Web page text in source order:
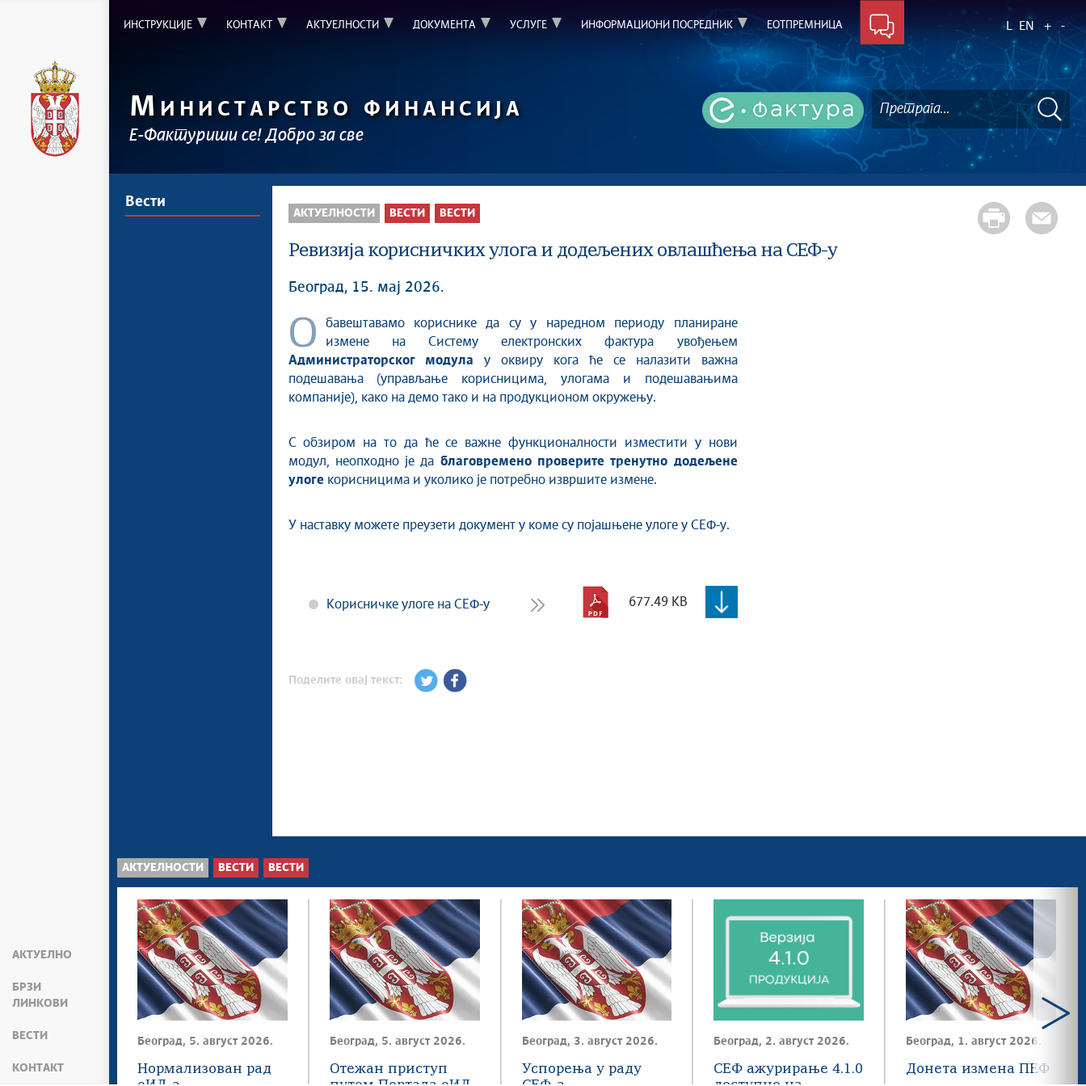
АКТУЕЛНО
БРЗИ
ЛИНКОВИ
ВЕСТИ
КОНТАКТ
ИНСТРУКЦИЈЕ КОНТАКТ АКТУЕЛНОСТИ ДОКУМЕНТА УСЛУГЕ ИНФОРМАЦИОНИ ПОСРЕДНИК ЕОТПРЕМНИЦА L EN + -
М ИНИСТАРСТВО ФИНАНСИЈА
Е-Фактуриши се! Добро за све
Вести
АКТУЕЛНОСТИ ВЕСТИ ВЕСТИ
Ревизија корисничких улога и додељених овлашћења на СЕФ-у
Београд, 15. мај 2026.
Обавештавамо кориснике да су у наредном периоду планиране
измене на Систему електронских фактура увођењем
Администраторског модулау оквиру кога ће се налазити важна
подешавања (управљање корисницима, улогама и подешавањима
компаније), како на демо тако и на продукционом окружењу.
С обзиром на то да ће се важне функционалности изместити у нови
модул, неопходно је да благовремено проверите тренутно додељене
улоге корисницима и уколико је потребно извршите измене.
У наставку можете преузети документ у коме су појашњене улоге у СЕФ-у.
Корисничке улоге на СЕФ-у 677.49 KB
Поделите овај текст:
АКТУЕЛНОСТИ ВЕСТИ ВЕСТИ
Београд, 5. август 2026.
Нормализован рад
Београд, 5. август 2026.
Отежан приступ
Београд, 3. август 2026.
Успорења у раду
Београд, 2. август 2026.
СЕФ ажурирање 4.1.0
Београд, 1. август 2026.
Донета измена ПЕФ